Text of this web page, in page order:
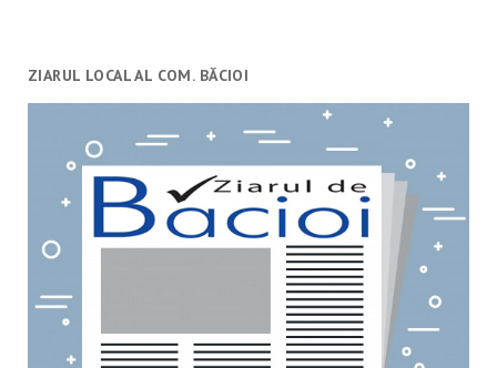
ZIARUL LOCAL AL COM. BĂCIOI